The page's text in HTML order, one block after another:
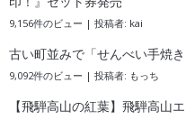
9,156件のビュー | 投稿者: kai
古い町並みで「せんべい手焼き
9,092件のビュー | 投稿者: もっち
【飛騨高山の紅葉】飛騨高山